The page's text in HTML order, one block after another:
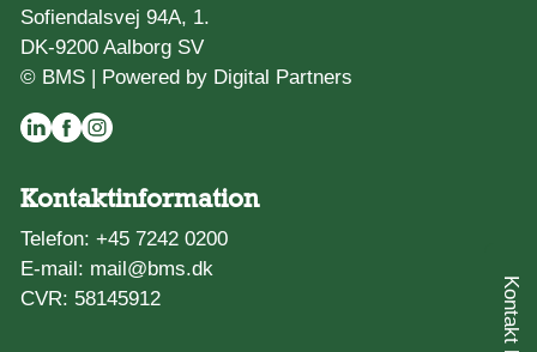
Sofiendalsvej 94A, 1.
DK-9200 Aalborg SV
© BMS | Powered by Digital Partners
Kontaktinformation
Telefon:+45 7242 0200
E-mail: mail@bms.dk
CVR: 58145912